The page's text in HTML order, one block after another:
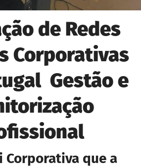
de Redes
Corporativas
Gestão e
Corporativa que a